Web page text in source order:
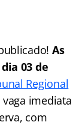
As
03 de
Regional
vaga imediata
com